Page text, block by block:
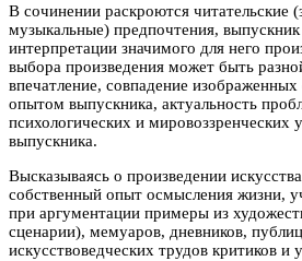
В сочинении раскроются читательские
музыкальные) предпочтения,
интерпретации значимого для него
выбора произведения может быть
впечатление, совпадение
опытом выпускника, актуальность
психологических и мировоззренческих
выпускника.
Высказываясь о произведении
собственный опыт осмысления жизни,
при аргументации примеры из
сценарии), мемуаров, дневников,
искусствоведческих трудов критиков и